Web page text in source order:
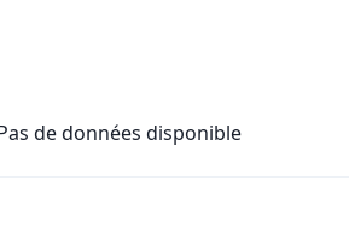
de données disponible